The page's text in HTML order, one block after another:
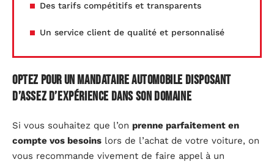
Des tarifs compétitifs et transparents
Un service client de qualité et personnalisé
Optez pour un mandataire automobile disposant
d’assez d’expérience dans son domaine
Si vous souhaitez que l’on prenne parfaitement en
compte vos besoins lors de l’achat de votre voiture, on
vous recommande vivement de faire appel à un